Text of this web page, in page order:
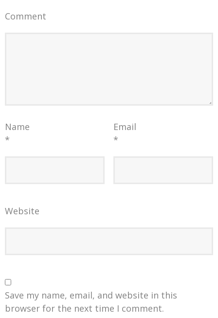
Comment
Name
*
Email
*
Website
Save my name, email, and website in this
browser for the next time I comment.